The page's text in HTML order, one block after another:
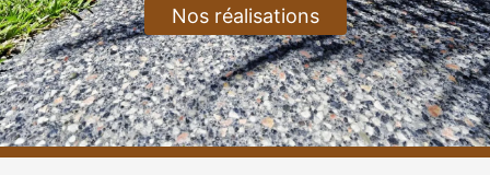
Nos réalisations